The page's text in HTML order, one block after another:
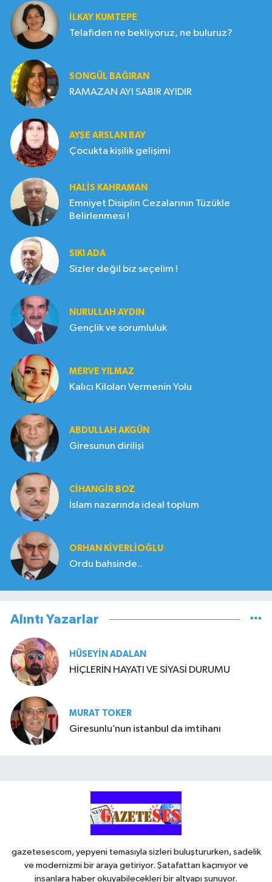
İLKAY KUMTEPE
Telafiden ne bekliyoruz, ne buluruz?
SONGÜL BAĞIRAN
RAMAZAN AYI SABIR AYIDIR
AYŞE ARSLAN BAY
Çocukta kişilik gelişimi
HALIS KAHRAMAN
Emniyet Disiplin Cezalarının Tüzükle
Belirlenmesi !
SIKI ADA
Sizler değil biz seçelim !
NURULLAH AYDIN
Gençlik ve sorumluluk
MERVE YILMAZ
Kalıcı Kiloları Vermenin Yolu
ABDULLAH AKGÜN
Giresunun dirilişi
CIHANGIR BOZ
İslam nazarında ideal toplum
ORHAN KIVERLIOĞLU
Ordu bahsinde..
Alıntı Yazarlar
HÜSEYIN ADALAN
HİÇLERİN HAYATI VE SİYASİ DURUMU
MURAT TOKER
Giresunlu’nun istanbul da imtihanı
gazetesescom, yepyeni temasıyla sizleri buluştururken, sadelik
ve modernizmi bir araya getiriyor. Şatafattan kaçınıyor ve
insanlara haber okuyabilecekleri bir altyapı sunuyor.